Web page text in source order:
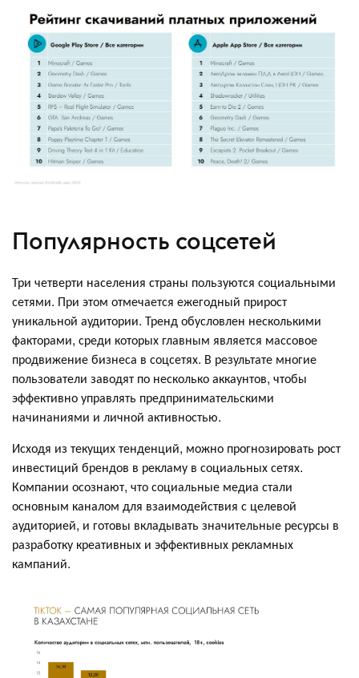
Популярность соцсетей
Три четверти населения страны пользуются социальными
сетями. При этом отмечается ежегодный прирост
уникальной аудитории. Тренд обусловлен несколькими
факторами, среди которых главным является массовое
продвижение бизнеса в соцсетях. В результате многие
пользователи заводят по несколько аккаунтов, чтобы
эффективно управлять предпринимательскими
начинаниями и личной активностью.
Исходя из текущих тенденций, можно прогнозировать рост
инвестиций брендов в рекламу в социальных сетях.
Компании осознают, что социальные медиа стали
основным каналом для взаимодействия с целевой
аудиторией, и готовы вкладывать значительные ресурсы в
разработку креативных и эффективных рекламных
кампаний.